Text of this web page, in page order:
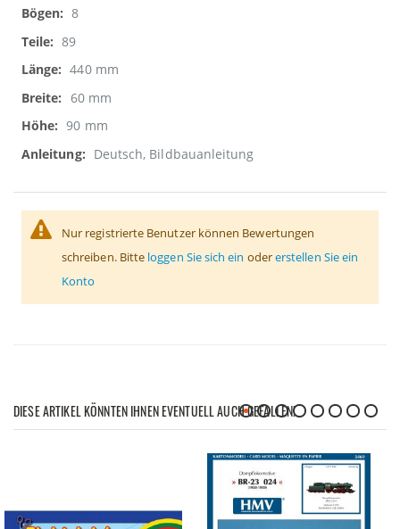
8
89
440 mm
60 mm
90 mm
Deutsch, Bildbauanleitung
Nur registrierte Benutzer können Bewertungen
schreiben. Bitte loggen Sie sich ein odererstellen Sie ein
Konto
DIESE ARTIKEL KÖNNTEN IHNEN EVENTUELL AUCH GEFALLEN!